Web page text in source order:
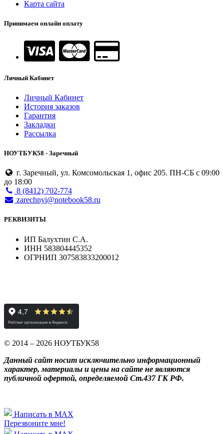
Карта сайта
Принимаем онлайн оплату
Личный Кабинет
Личный Кабинет
История заказов
Гарантия
Закладки
Рассылка
НОУТБУК58 - Заречный
г. Заречный, ул. Комсомольская 1, офис 205. ПН-СБ с 09:00
до 18:00
8 (8412) 702-774
zarechnyi@notebook58.ru
РЕКВИЗИТЫ
ИП Балухтин С.А.
ИНН 583804445352
ОГРНИП 307583833200012
© 2014 – 2026 НОУТБУК58
Данный сайт носит исключительно информационный
характер, материалы и цены на сайте не являются
публичной офертой, определяемой Ст.437 ГК РФ.
Написать в MAX
Перезвоните мне!